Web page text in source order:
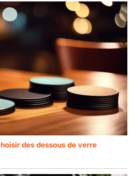
des dessous de verre